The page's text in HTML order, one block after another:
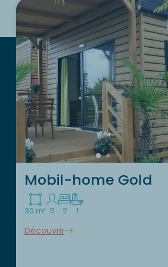
Mobil-home Gold
30 m² 5 2 1
Découvrir